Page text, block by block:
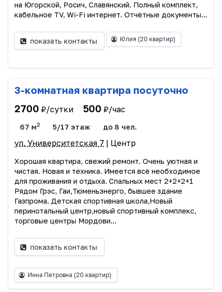
на Югорской, Росич, Славянский. Полный комплект,
кабельное TV, Wi-Fi интернет. Отчётные документы...
показать контакты Юлия (20 квартир)
3-комнатная квартира посуточно
2700 ₽/сутки 500 ₽/час
67 м2 5/17 этаж до 8 чел.
ул. Университетская 7 | Центр
Хорошая квартира, свежий ремонт. Очень уютная и
чистая. Новая и техника. Имеется всё необходимое
для проживания и отдыха. Спальных мест 2+2+2+1
Рядом Грэс, Гаи,Тюменьэнерго, бывшее здание
Газпрома. Детская спортивная школа,Новый
перинотальный центр,новый спортивный комплекс,
торговые центры Мордови...
показать контакты
Инна Петровна (20 квартир)